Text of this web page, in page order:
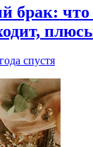
брак: что
спустя